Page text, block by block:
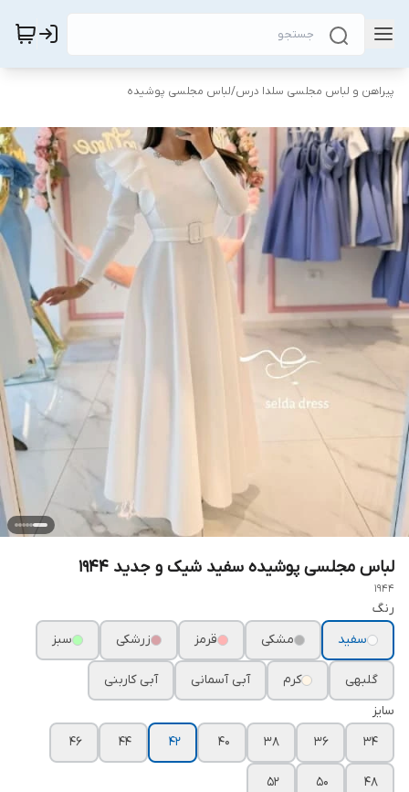
پیراهن و لباس مجلسی سلدا درس/لباس مجلسی پوشیده
لباس مجلسی پوشیده سفید شیک و جدید ۱۹۴۴
1944
رنگ
سفید
مشکی قرمز زرشکی سبز
گلبهی کرم آبی آسمانی
آبی کاربنی
سایز
۳۴
۳۶ ۳۸ ۴۰ ۴۲ ۴۴ ۴۶
۴۸ ۵۰ ۵۲